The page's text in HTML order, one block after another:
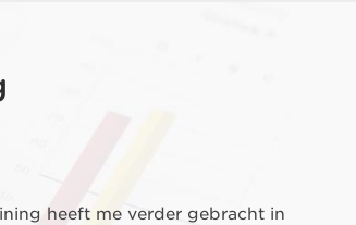
heeft me verder gebracht in